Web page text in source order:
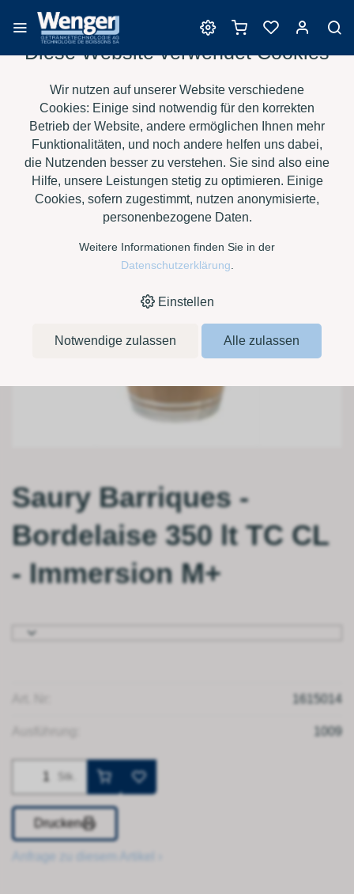
Barrique
HOME › E-SHOP › WEIN › BARRIQUE › SAURY BARRIQUES -
BORDELAISE 350 LT TC CL › IMMERSION M+
Saury Barriques -
Bordelaise 350 lt TC CL
- Immersion M+
1615014
1009
Stk.
Drucken
Anfrage zu diesem Artikel ›
Diese Website verwendet Cookies
Wir nutzen auf unserer Website verschiedene
Cookies: Einige sind notwendig für den korrekten
Betrieb der Website, andere ermöglichen Ihnen mehr
Funktionalitäten, und noch andere helfen uns dabei,
die Nutzenden besser zu verstehen. Sie sind also eine
Hilfe, unsere Leistungen stetig zu optimieren. Einige
Cookies, sofern zugestimmt, nutzen anonymisierte,
personenbezogene Daten.
Weitere Informationen finden Sie in der
Datenschutzerklärung
Einstellen
Notwendige zulassen Alle zulassen